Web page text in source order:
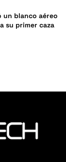
un blanco aéreo
su primer caza